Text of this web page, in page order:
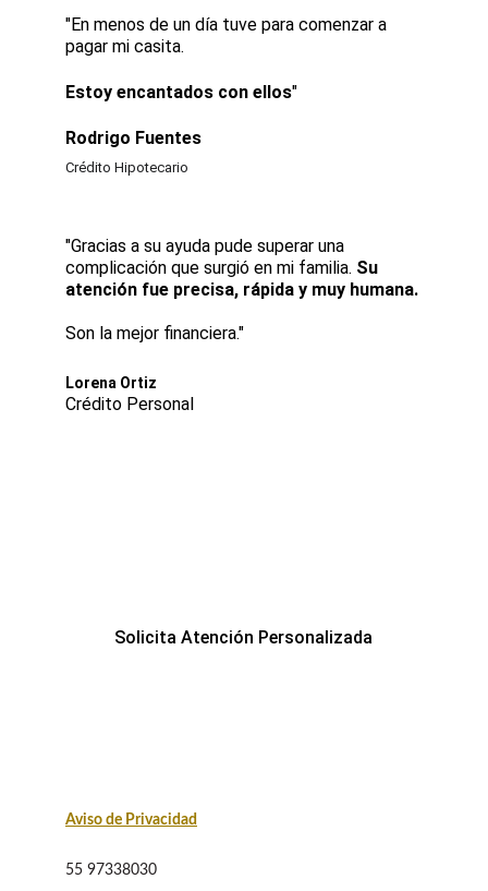
"En menos de un día tuve para comenzar a
pagar mi casita.
Estoy encantados con ellos"
Rodrigo Fuentes
Crédito Hipotecario
"Gracias a su ayuda pude superar una
complicación que surgió en mi familia. Su
atención fue precisa, rápida y muy humana.
Son la mejor financiera."
Lorena Ortiz
Crédito Personal
Solicita Atención Personalizada
55 97338030
Aviso de Privacidad